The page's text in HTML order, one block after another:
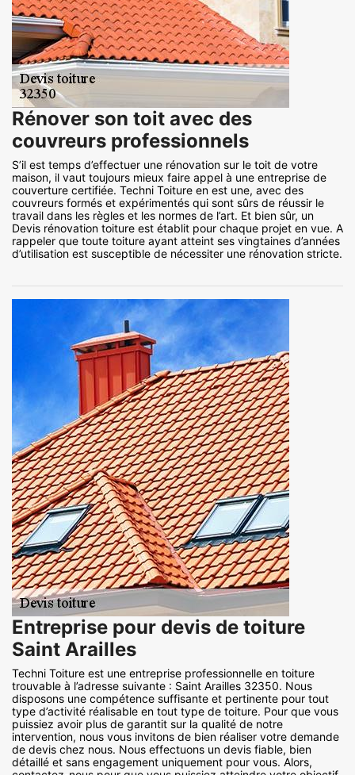
Rénover son toit avec des
couvreurs professionnels
S’il est temps d’effectuer une rénovation sur le toit de votre
maison, il vaut toujours mieux faire appel à une entreprise de
couverture certifiée. Techni Toiture en est une, avec des
couvreurs formés et expérimentés qui sont sûrs de réussir le
travail dans les règles et les normes de l’art. Et bien sûr, un
Devis rénovation toiture est établit pour chaque projet en vue. A
rappeler que toute toiture ayant atteint ses vingtaines d’années
d’utilisation est susceptible de nécessiter une rénovation stricte.
Entreprise pour devis de toiture
Saint Arailles
Techni Toiture est une entreprise professionnelle en toiture
trouvable à l’adresse suivante : Saint Arailles 32350. Nous
disposons une compétence suffisante et pertinente pour tout
type d’activité réalisable en tout type de toiture. Pour que vous
puissiez avoir plus de garantit sur la qualité de notre
intervention, nous vous invitons de bien réaliser votre demande
de devis chez nous. Nous effectuons un devis fiable, bien
détaillé et sans engagement uniquement pour vous. Alors,